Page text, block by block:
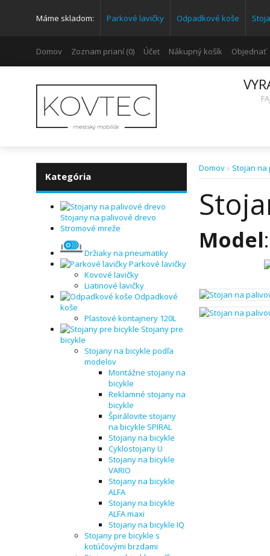
Máme skladom: Parkové lavičky Odpadkové koše
Domov Zoznam prianí (0) Účet Nákupný košík Objednať
Kategória
Stojany na palivové drevo
Stromové mreže
Držiaky na pneumatiky
Parkové lavičky
Kovové lavičky
Liatinové lavičky
Odpadkové
koše
Plastové kontajnery 120L
Stojany pre
bicykle
Stojany na bicykle podľa
modelov
Montážne stojany na
bicykle
Reklamné stojany na
bicykle
Špirálovite stojany
na bicykle SPIRAL
Stojany na bicykle
Cyklostojany U
Stojany na bicykle
VARIO
Stojany na bicykle
ALFA
Stojany na bicykle
ALFA maxi
Stojany na bicykle IQ
Stojany pre bicykle s
kotúčovými brzdami
Domov» Stojan na
Model